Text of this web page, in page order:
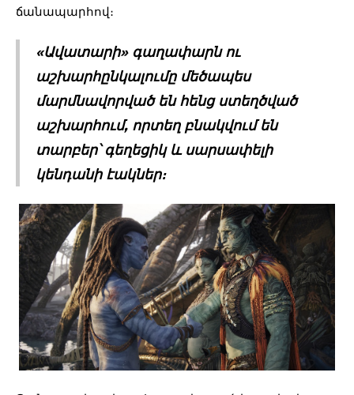
ճանապարհով։
«Ավատարի» գաղափարն ու
աշխարհընկալումը մեծապես
մարմնավորված են հենց ստեղծված
աշխարհում, որտեղ բնակվում են
տարբեր՝ գեղեցիկ և սարսափելի
կենդանի էակներ։